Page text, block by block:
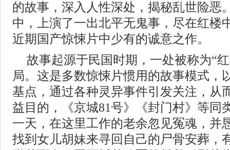
的故事，深入人性深处，揭秘乱世险恶
中，上演了一出北平无鬼事，尽在红楼
近期国产惊悚片中少有的诚意之作。
故事起源于民国时期，一处被称为“
局。这是多数惊悚片惯用的故事模式，
基点，通过各种灵异事件引发关注，从
益目的，《京城81号》《封门村》等同
一天，在这里工作的老余忽见冤魂，并
找到女儿胡妹来寻回自己的尸骨安葬，